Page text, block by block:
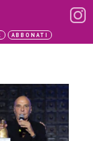
ABBONATI